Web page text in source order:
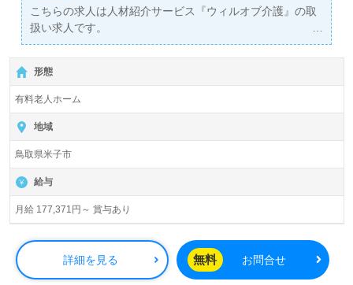
こちらの求人は人材紹介サービス『ウィルオブ介護』の取
扱い求人です。
詳細に関してお気軽にご相談ください♪
【無料】で皆さんの転職活動をサポートいたします。
形態
有料老人ホーム
地域
鳥取県米子市
給与
月給 177,371円～ 賞与あり
詳細を見る 無料 お問合せ